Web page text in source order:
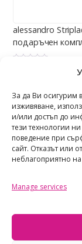
За да Ви осигурим
изживяване,
и/или достъп до
тези технологии
поведение при
сайт. Отказът или
неблагоприятно
Manage services
alessandro
подаръчен
е
н
о
0
о
т
5
/ 23,47